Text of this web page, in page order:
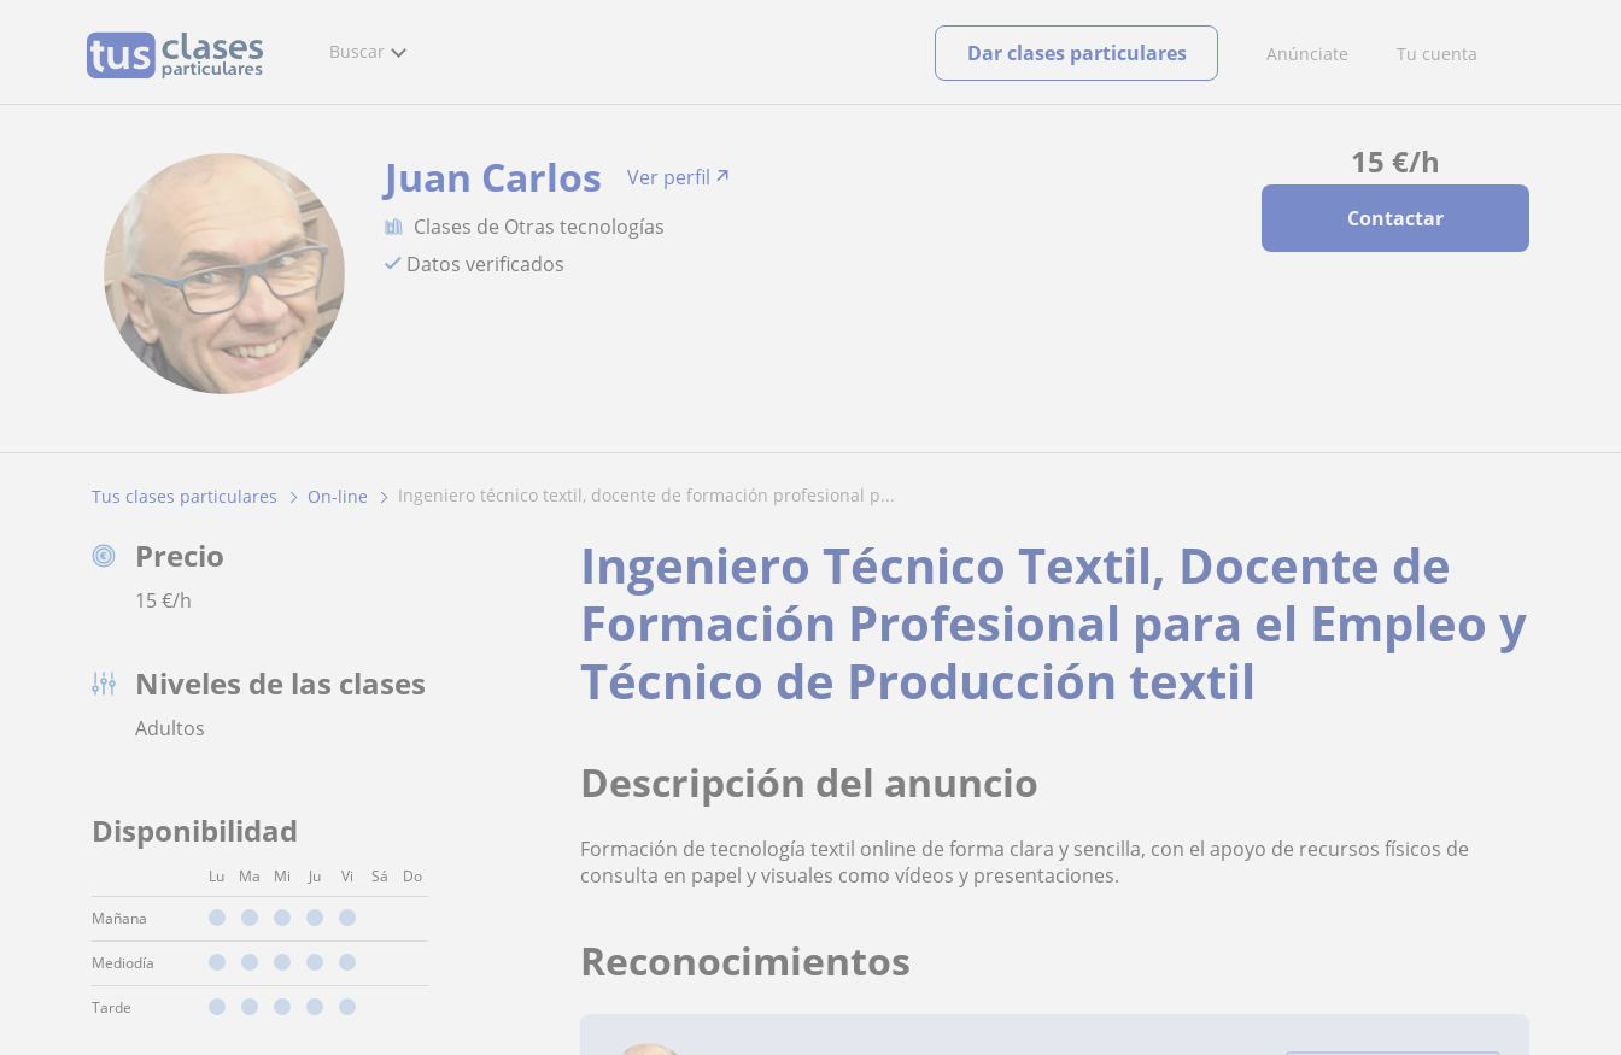
Buscar Anúnciate Tu cuenta
Dar clases particulares
15 €/h
Contactar
Juan Carlos
Ver perfil
Clases de Otras tecnologías
Datos verificados
Tus clases particulares On-line ingeniero técnico textil, docente de formación profesional p...
Precio
15€/h
Niveles de las clases
Adultos
Disponibilidad
Lu Ma Mi Ju Vi Sá Do
Mañana
Mediodía
Tarde
Ingeniero Técnico Textil, Docente de
Formación Profesional para el Empleo y
Técnico de Producción textil
Descripción del anuncio
Formación de tecnología textil online de forma clara y sencilla, con el apoyo de recursos físicos de
consulta en papel y visuales como vídeos y presentaciones.
Reconocimientos